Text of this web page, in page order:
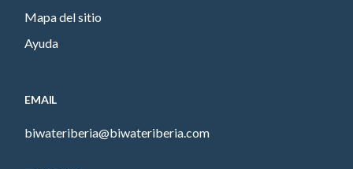
Mapa del sitio
Ayuda
EMAIL
biwateriberia@biwateriberia.com